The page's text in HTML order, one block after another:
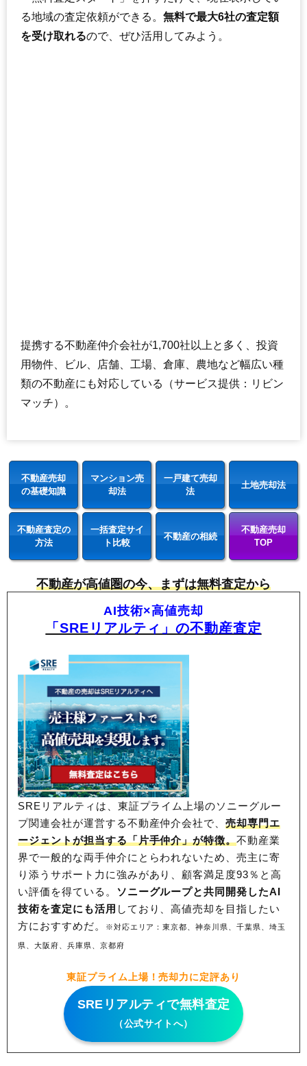
る地域の査定依頼ができる。 無料で最大6社の査定額
を受け取れるので、ぜひ活用してみよう。
提携する不動産仲介会社が1,700社以上と多く、投資
用物件、ビル、店舗、工場、倉庫、農地など幅広い種
類の不動産にも対応している（サービス提供：リビン
マッチ）。
不動産売却
の基礎知識
マンション売
却法
一戸建て売却
法
土地売却法
不動産査定の
方法
一括査定サイ
ト比較
不動産の相続
不動産売却
TOP
不動産が高値圏の今、まずは無料査定から
AI技術×高値売却
「SREリアルティ」の不動産査定
SREリアルティは、東証プライム上場のソニーグルー
プ関連会社が運営する不動産仲介会社で、売却専門エ
ージェントが担当する「片手仲介」が特徴。不動産業
界で一般的な両手仲介にとらわれないため、売主に寄
り添うサポート力に強みがあり、顧客満足度93％と高
い評価を得ている。 ソニーグループと共同開発したAI
技術を査定にも活用 しており、高値売却を目指したい
方におすすめだ。
※対応エリア：東京都、神奈川県、千葉県、埼玉
県、大阪府、兵庫県、京都府
東証プライム上場！売却力に定評あり
SREリアルティで無料査定
（公式サイトへ）